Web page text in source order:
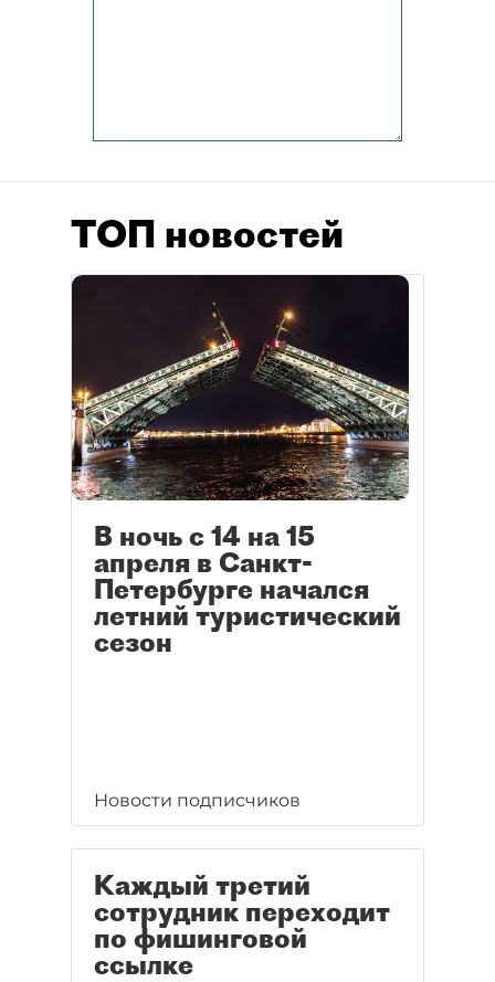
ТОП новостей
В ночь с 14 на 15
апреля в Санкт-
Петербурге начался
летний туристический
сезон
Новости подписчиков
Каждый третий
сотрудник переходит
по фишинговой
ссылке